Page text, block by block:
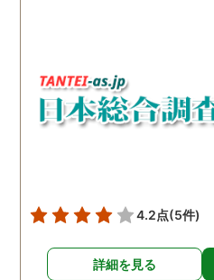
4.2点(5件)
詳細を見る